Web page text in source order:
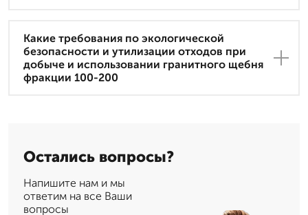
Какие требования по экологической
безопасности и утилизации отходов при
добыче и использовании гранитного щебня
фракции 100-200
Остались вопросы?
Напишите нам и мы
ответим на все Ваши
вопросы